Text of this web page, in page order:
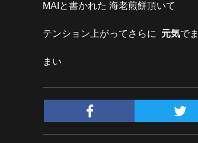
MAIと書かれた 海老煎餅頂いて
テンション上がってさらに 元気で
まい